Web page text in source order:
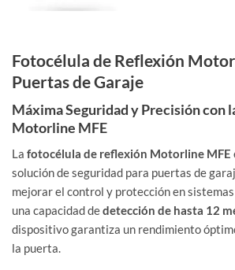
Fotocélula de Reflexión
Puertas de Garaje
Máxima Seguridad y Precisión con
Motorline MFE
La fotocélula de reflexión Motorline MFE
solución de seguridad para puertas de
mejorar el control y protección en
una capacidad dedetección de hasta 12
dispositivo garantiza un rendimiento
la puerta.